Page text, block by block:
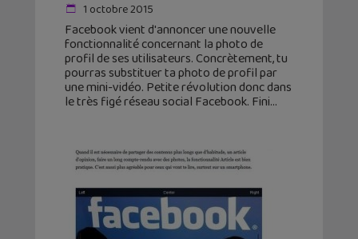
1 octobre 2015
Facebook vient d'annoncer une nouvelle
fonctionnalité concernant la photo de
profil de ses utilisateurs. Concrètement, tu
pourras substituer ta photo de profil par
une mini-vidéo. Petite révolution donc dans
le très figé réseau social Facebook. Fini